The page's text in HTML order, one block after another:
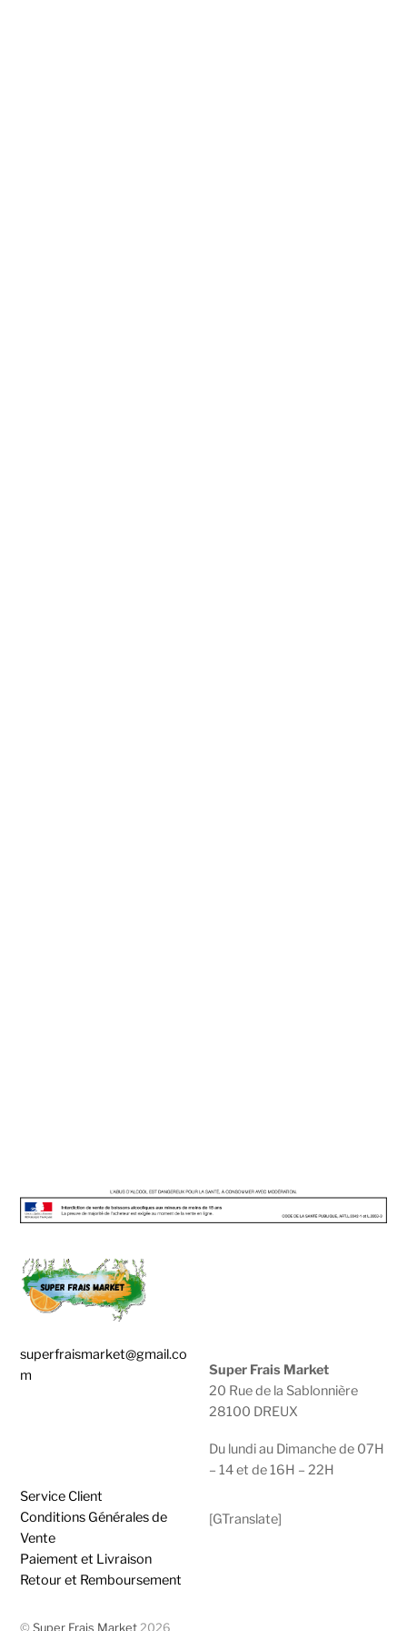
superfraismarket@gmail.co
m
Service Client
Conditions Générales de
Vente
Paiement et Livraison
Retour et Remboursement
Super Frais Market
20 Rue de la Sablonnière
28100 DREUX
Du lundi au Dimanche de 07H
– 14 et de 16H – 22H
[GTranslate]
©Super Frais Market 2026